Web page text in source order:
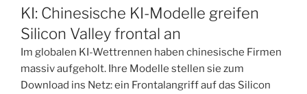
KI: Chinesische KI-Modelle greifen
Silicon Valley frontal an
Im globalen KI-Wettrennen haben chinesische Firmen
massiv aufgeholt. Ihre Modelle stellen sie zum
Download ins Netz: ein Frontalangriff auf das Silicon